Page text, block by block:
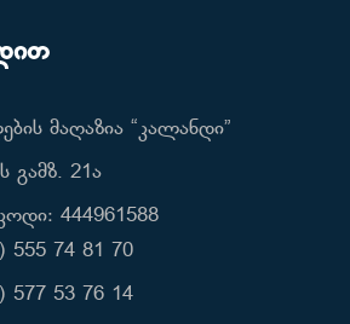
მაღაზია “კალანდი”
გამზ. 21ა
444961588
74 81 70
53 76 14